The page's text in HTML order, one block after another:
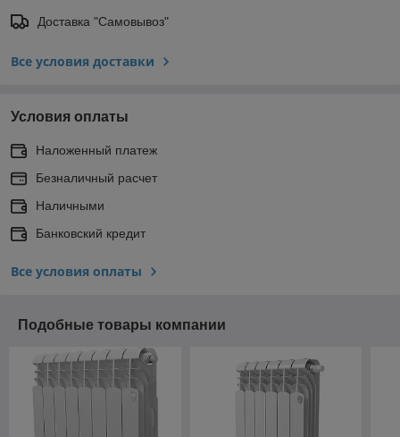
Доставка "Самовывоз"
Все условия доставки
Условия оплаты
Наложенный платеж
Безналичный расчет
Наличными
Банковский кредит
Все условия оплаты
Подобные товары компании